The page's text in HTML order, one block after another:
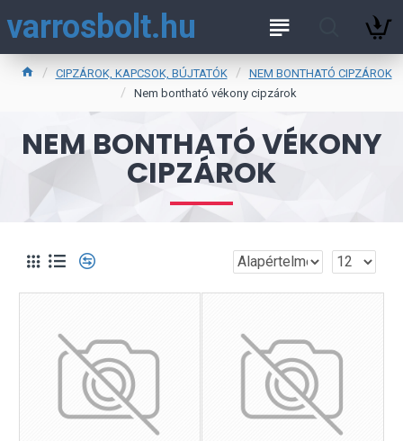
varrosbolt.hu
CIPZÁROK, KAPCSOK, BÚJTATÓK
NEM BONTHATÓ CIPZÁROK
Nem bontható vékony cipzárok
NEM BONTHATÓ VÉKONY
CIPZÁROK